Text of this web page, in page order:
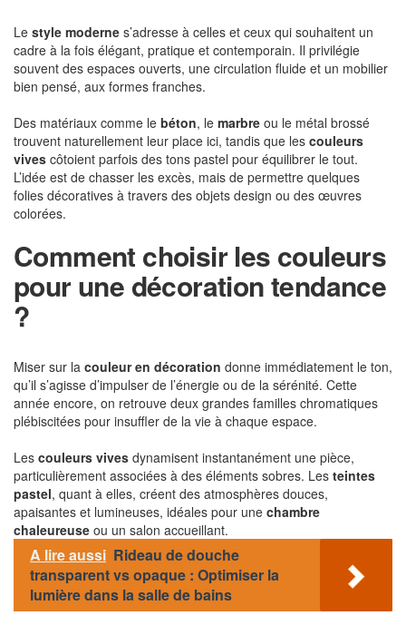
Le style moderne s’adresse à celles et ceux qui souhaitent un
cadre à la fois élégant, pratique et contemporain. Il privilégie
souvent des espaces ouverts, une circulation fluide et un mobilier
bien pensé, aux formes franches.
Des matériaux comme le béton, le marbre ou le métal brossé
trouvent naturellement leur place ici, tandis que les couleurs
vives côtoient parfois des tons pastel pour équilibrer le tout.
L’idée est de chasser les excès, mais de permettre quelques
folies décoratives à travers des objets design ou des œuvres
colorées.
Comment choisir les couleurs
pour une décoration tendance
?
Miser sur la couleur en décoration donne immédiatement le ton,
qu’il s’agisse d’impulser de l’énergie ou de la sérénité. Cette
année encore, on retrouve deux grandes familles chromatiques
plébiscitées pour insuffler de la vie à chaque espace.
Les couleurs vives dynamisent instantanément une pièce,
particulièrement associées à des éléments sobres. Les teintes
pastel, quant à elles, créent des atmosphères douces,
apaisantes et lumineuses, idéales pour une chambre
chaleureuse ou un salon accueillant.
A lire aussi Rideau de douche
transparent vs opaque : Optimiser la
lumière dans la salle de bains